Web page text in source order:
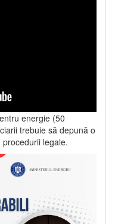
energie (50
trebuie să depună o
legale.